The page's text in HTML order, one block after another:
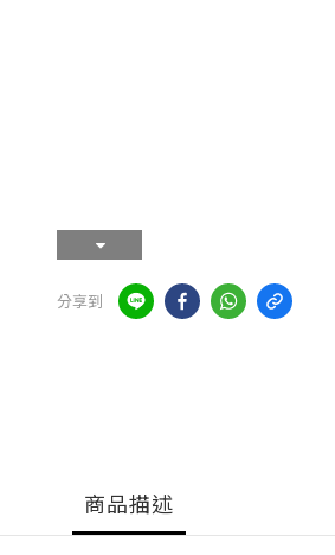
分享到
商品描述